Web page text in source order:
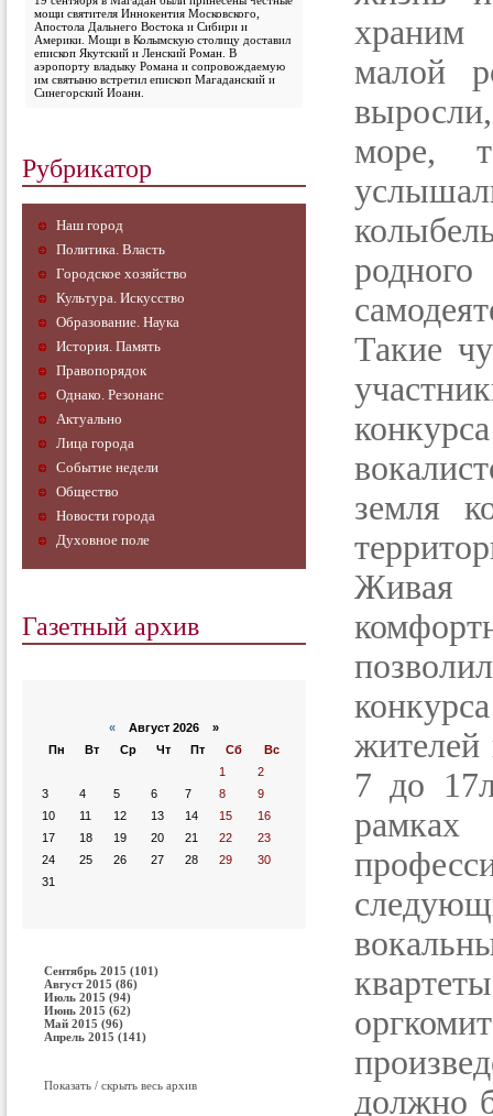
мощи святителя Иннокентия Московского,
Апостола Дальнего Востока и Сибири и
Америки. Мощи в Колымскую столицу доставил
епископ Якутский и Ленский Роман. В
аэропорту владыку Романа и сопровождаемую
им святыню встретил епископ Магаданский и
Синегорский Иоанн.
Рубрикатор
Наш город
Политика. Власть
Городское хозяйство
Культура. Искусство
Образование. Наука
История. Память
Правопорядок
Однако. Резонанс
Актуально
Лица города
Событие недели
Общество
Новости города
Духовное поле
Газетный архив
« Август 2026 »
Пн
Вт Ср Чт Пт Сб
Вс
1
2
3
4 5 6 7 8
9
10
11 12 13 14 15
16
17
18 19 20 21 22
23
24
25 26 27 28 29
30
31
Сентябрь 2015 (101)
Август 2015 (86)
Июль 2015 (94)
Июнь 2015 (62)
Май 2015 (96)
Апрель 2015 (141)
Показать / скрыть весь архив
храним
малой
море,
Такие
земля
Живая
жителей
7 до
рамках
должно